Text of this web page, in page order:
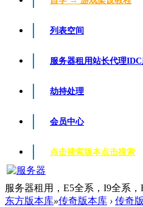
列表空间
服务器租用站长代理
劫持处理
会员中心
点击搜索版本点击搜索
服务器租用，E5全系，I9全系
东方版本库»传奇版本库 › 传奇